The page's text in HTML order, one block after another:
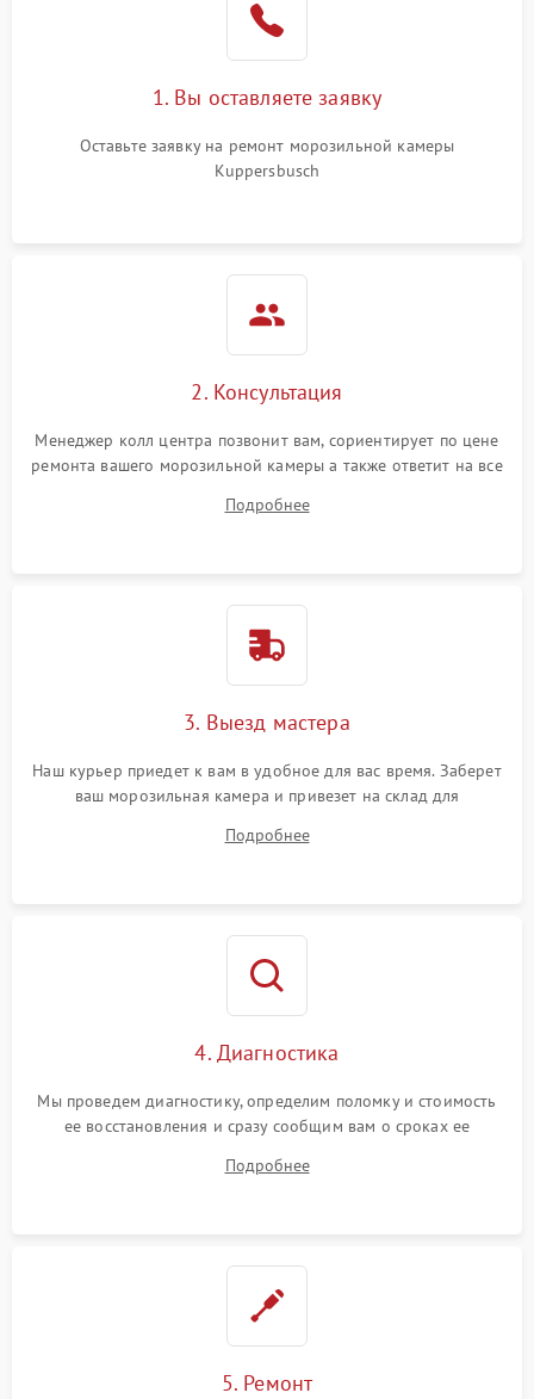
1. Вы оставляете заявку
Оставьте заявку на ремонт морозильной камеры
Kuppersbusch
2. Консультация
Менеджер колл центра позвонит вам, сориентирует по цене
ремонта вашего морозильной камеры а также ответит на все
Подробнее
3. Выезд мастера
Наш курьер приедет к вам в удобное для вас время. Заберет
ваш морозильная камера и привезет на склад для
Подробнее
4. Диагностика
Мы проведем диагностику, определим поломку и стоимость
ее восстановления и сразу сообщим вам о сроках ее
Подробнее
5. Ремонт